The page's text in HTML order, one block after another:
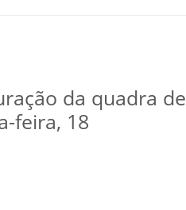
da quadra de
feira, 18